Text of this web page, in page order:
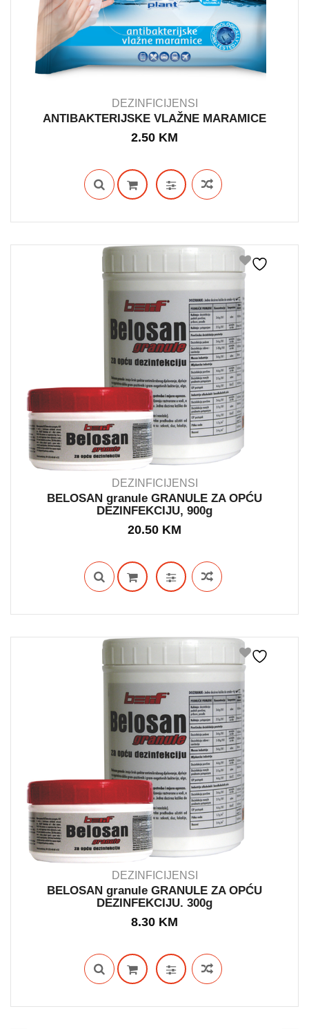
IN STOCK
DEZINFICIJENSI
ANTIBAKTERIJSKE VLAŽNE MARAMICE
2.50 KM
IN STOCK
DEZINFICIJENSI
BELOSAN granule GRANULE ZA OPĆU
DEZINFEKCIJU, 900g
20.50 KM
IN STOCK
DEZINFICIJENSI
BELOSAN granule GRANULE ZA OPĆU
DEZINFEKCIJU. 300g
8.30 KM